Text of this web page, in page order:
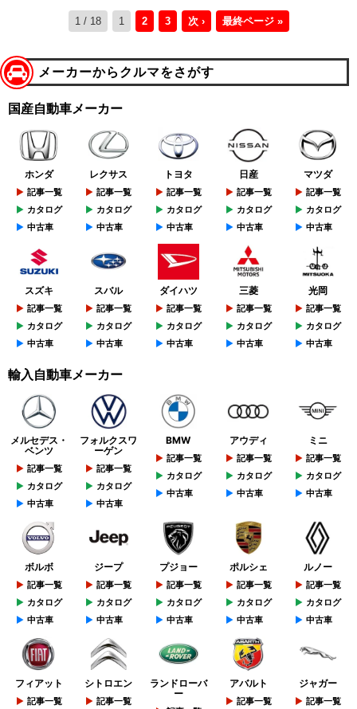
1 / 18 1 2 3 次 › 最終ページ »
メーカーからクルマをさがす
国産自動車メーカー
ホンダ
記事一覧
カタログ
中古車
レクサス
記事一覧
カタログ
中古車
トヨタ
記事一覧
カタログ
中古車
日産
記事一覧
カタログ
中古車
マツダ
記事一覧
カタログ
中古車
スズキ
記事一覧
カタログ
中古車
スバル
記事一覧
カタログ
中古車
ダイハツ
記事一覧
カタログ
中古車
三菱
記事一覧
カタログ
中古車
光岡
記事一覧
カタログ
中古車
輸入自動車メーカー
メルセデス・
ベンツ
記事一覧
カタログ
中古車
フォルクスワ
ーゲン
記事一覧
カタログ
中古車
BMW
記事一覧
カタログ
中古車
アウディ
記事一覧
カタログ
中古車
ミニ
記事一覧
カタログ
中古車
ボルボ
記事一覧
カタログ
中古車
ジープ
記事一覧
カタログ
中古車
プジョー
記事一覧
カタログ
中古車
ポルシェ
記事一覧
カタログ
中古車
ルノー
記事一覧
カタログ
中古車
フィアット
記事一覧
シトロエン
記事一覧
ランドローバ
ー
アバルト
記事一覧
ジャガー
記事一覧